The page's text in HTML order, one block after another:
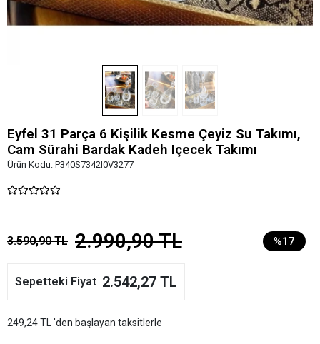
Eyfel 31 Parça 6 Kişilik Kesme Çeyiz Su Takımı,
Cam Sürahi Bardak Kadeh Içecek Takımı
Ürün Kodu: P340S7342I0V3277
3.590,90 TL 2.990,90 TL %17
Sepetteki Fiyat 2.542,27 TL
249,24 TL 'den başlayan taksitlerle